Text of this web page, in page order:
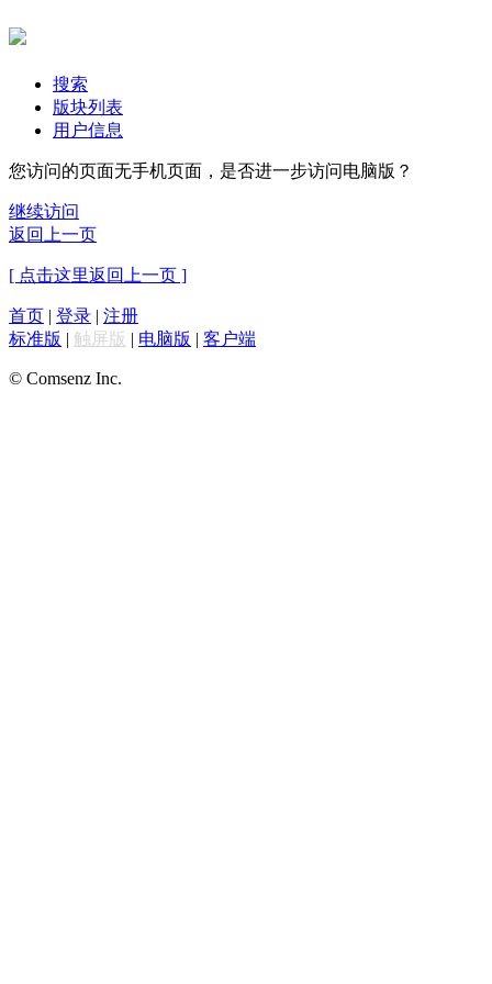
搜索
版块列表
用户信息
您访问的页面无手机页面，是否进一步访问电脑版？
继续访问
返回上一页
[ 点击这里返回上一页 ]
首页 | 登录 | 注册
标准版 | 触屏版 | 电脑版 | 客户端
© Comsenz Inc.